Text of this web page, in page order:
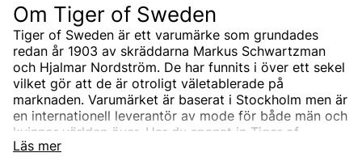
Läs mer
Om Tiger of Sweden
Tiger of Sweden är ett varumärke som grundades
redan år 1903 av skräddarna Markus Schwartzman
och Hjalmar Nordström. De har funnits i över ett sekel
vilket gör att de är otroligt väletablerade på
marknaden. Varumärket är baserat i Stockholm men är
en internationell leverantör av mode för både män och
kvinnor världen över. Har du spanat in Tiger of
Swedens sortiment än? Vi erbjuder Tiger of Swedens